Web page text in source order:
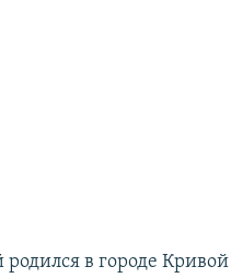
в городе Кривой